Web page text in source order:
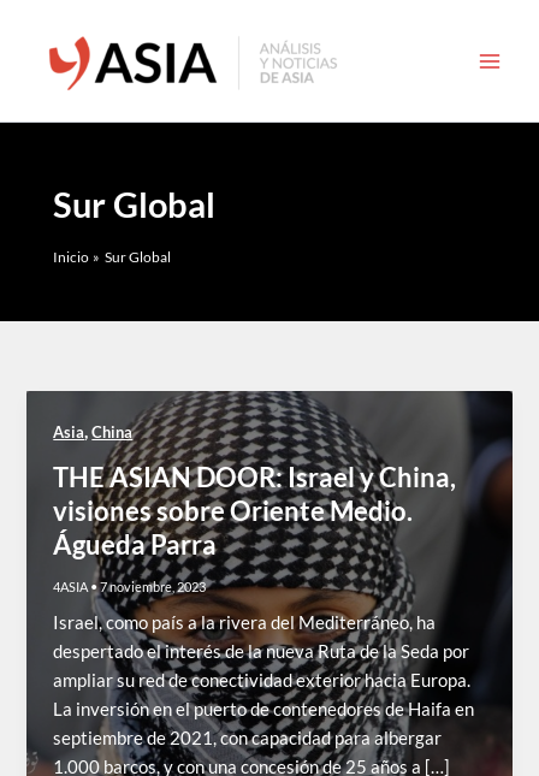
contenido
Sur Global
Inicio Sur Global
Asia,China
THE ASIAN DOOR: Israel y China,
visiones sobre Oriente Medio.
Águeda Parra
4ASIA •7 noviembre, 2023
Israel, como país a la rivera del Mediterráneo, ha
despertado el interés de la nueva Ruta de la Seda por
ampliar su red de conectividad exterior hacia Europa.
La inversión en el puerto de contenedores de Haifa en
septiembre de 2021, con capacidad para albergar
1.000 barcos, y con una concesión de 25 años a […]